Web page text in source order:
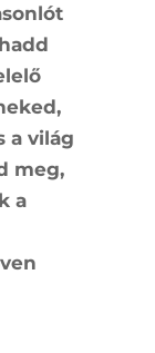
a világ
meg,
a